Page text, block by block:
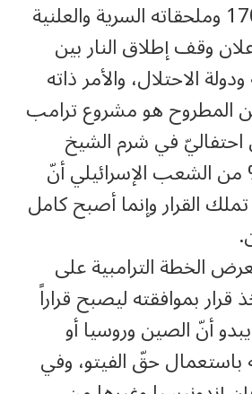
مجلس الأمن 1701 وملحقاته السرية والعلنية
وقف إطلاق النار بين
الاحتلال، والأمر ذاته
المطروح هو مشروع ترامب
احتفاليّ في شرم الشيخ
أشعر 66% من الشعب الإسرائيلي أنّ
القرار وإنما أصبح كامل
الخطة الترامبية على
بموافقته ليصبح قراراً
يبدو أنّ الصين وروسيا أو
باستعمال حقّ الفيتو، وفي